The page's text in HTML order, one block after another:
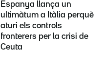
Espanya llança un
ultimàtum a Itàlia perquè
aturi els controls
fronterers per la crisi de
Ceuta